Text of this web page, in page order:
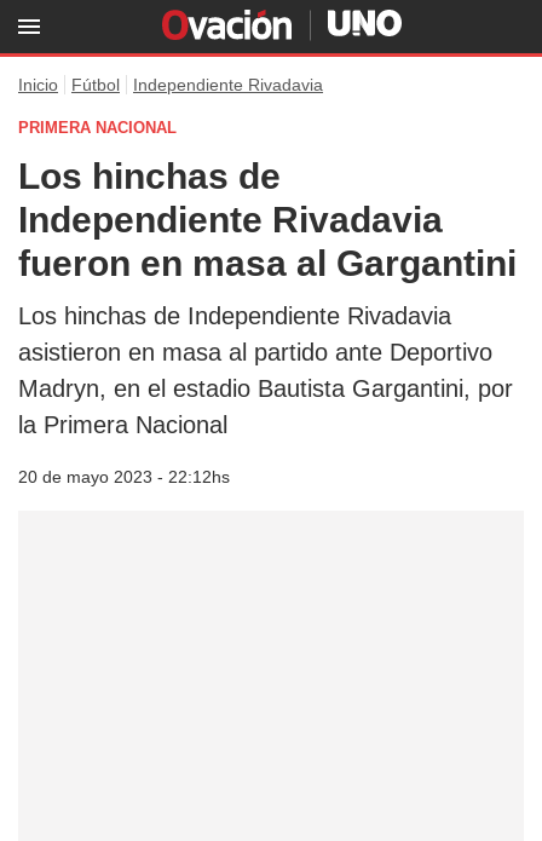
Inicio Fútbol Independiente Rivadavia
PRIMERA NACIONAL
Los hinchas de
Independiente Rivadavia
fueron en masa al Gargantini
Los hinchas de Independiente Rivadavia
asistieron en masa al partido ante Deportivo
Madryn, en el estadio Bautista Gargantini, por
la Primera Nacional
20 de mayo 2023 - 22:12hs